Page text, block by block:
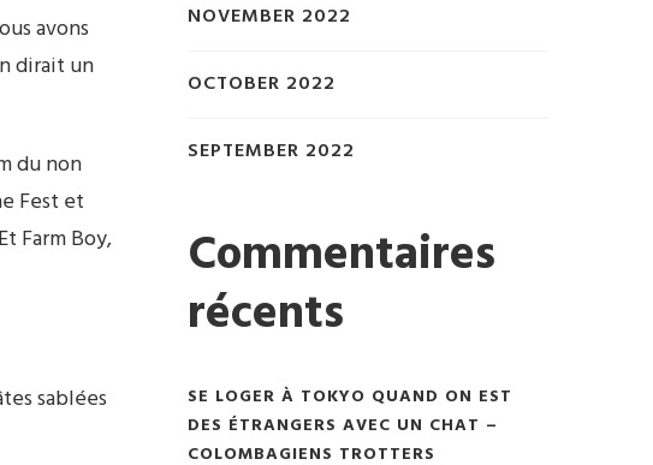
avons
dirait un
du non
Fest et
Farm Boy,
sablées
NOVEMBER 2022
OCTOBER 2022
SEPTEMBER 2022
Commentaires
récents
SE LOGER À TOKYO QUAND ON EST
DES ÉTRANGERS AVEC UN CHAT –
COLOMBAGIENS TROTTERS